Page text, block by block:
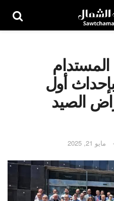
أول
الصيد
مايو 21, 2025